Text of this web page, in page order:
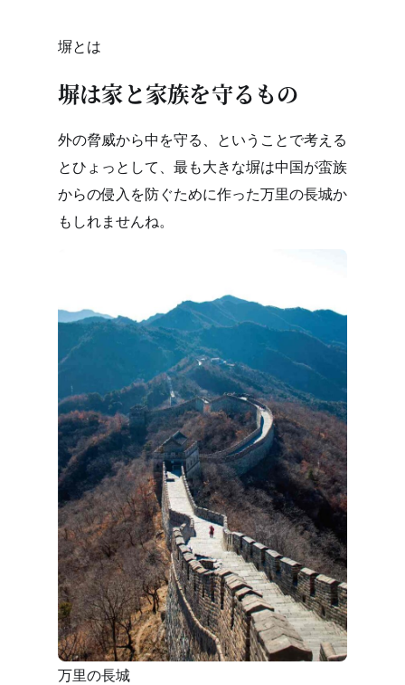
塀とは
塀は家と家族を守るもの
外の脅威から中を守る、ということで考える
とひょっとして、最も大きな塀は中国が蛮族
からの侵入を防ぐために作った万里の長城か
もしれませんね。
万里の長城